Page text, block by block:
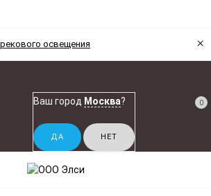
освещения ×
Ваш город Москва? 0